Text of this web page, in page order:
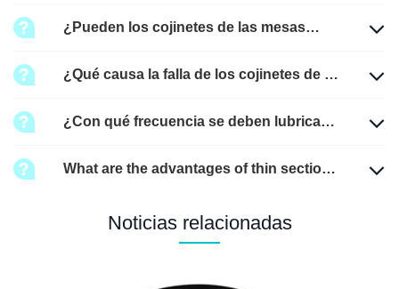
mesas giratorias?
¿Pueden los cojinetes de las mesas
¿Qué causa la falla de los cojinetes de la
¿Con qué frecuencia se deben lubricar
What are the advantages of thin section
Noticias relacionadas